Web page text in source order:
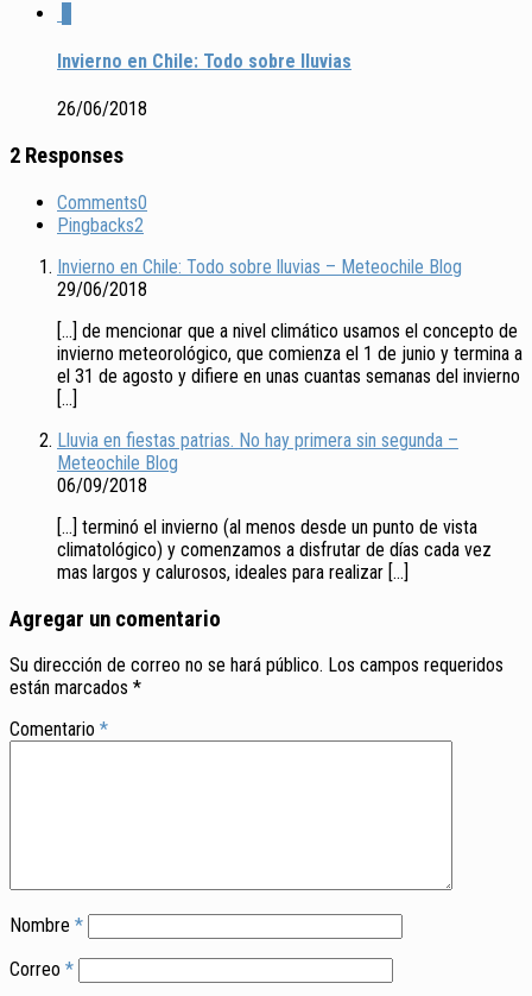
Invierno en Chile: Todo sobre lluvias
26/06/2018
2 Responses
Comments0
Pingbacks2
Invierno en Chile: Todo sobre lluvias – Meteochile Blog
29/06/2018
[…] de mencionar que a nivel climático usamos el concepto de
invierno meteorológico, que comienza el 1 de junio y termina a
el 31 de agosto y difiere en unas cuantas semanas del invierno
[…]
Lluvia en fiestas patrias. No hay primera sin segunda –
Meteochile Blog
06/09/2018
[…] terminó el invierno (al menos desde un punto de vista
climatológico) y comenzamos a disfrutar de días cada vez
mas largos y calurosos, ideales para realizar […]
Agregar un comentario
Su dirección de correo no se hará público. Los campos requeridos
están marcados *
Comentario *
Nombre *
Correo *